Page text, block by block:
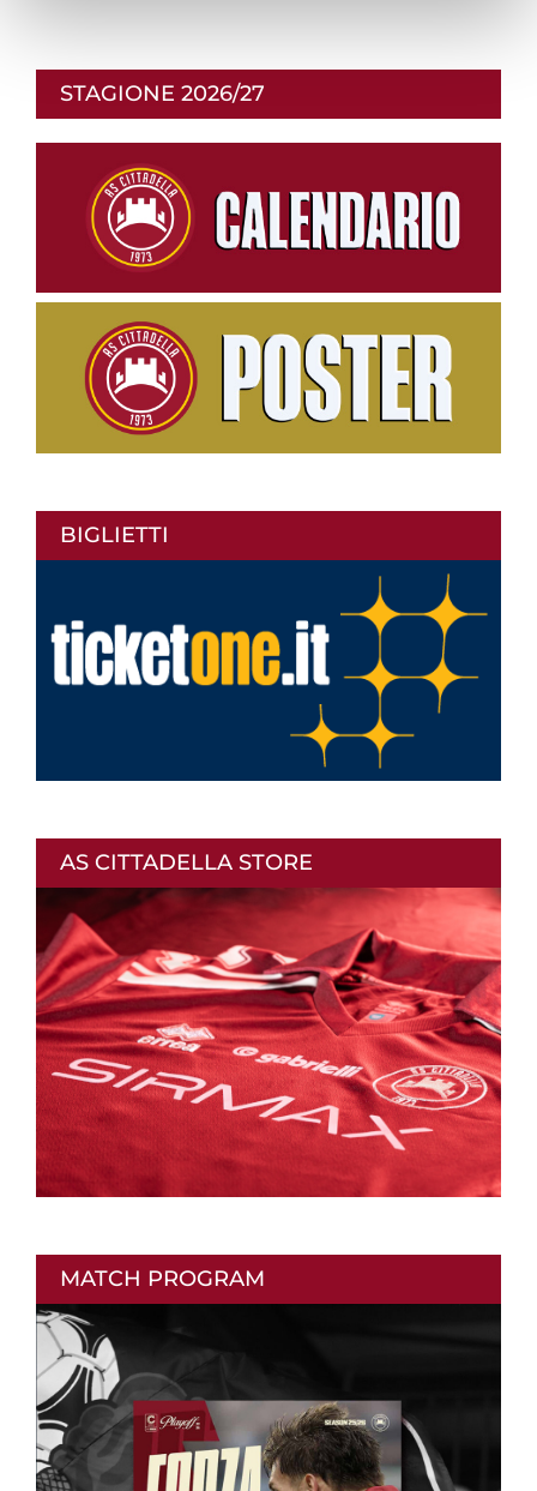
STAGIONE 2026/27
BIGLIETTI
AS CITTADELLA STORE
MATCH PROGRAM